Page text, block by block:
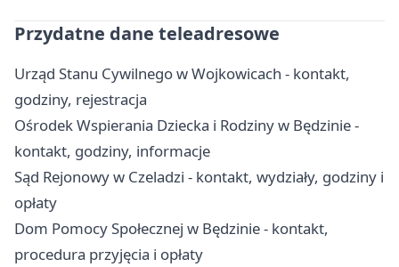
Przydatne dane teleadresowe
Urząd Stanu Cywilnego w Wojkowicach - kontakt,
godziny, rejestracja
Ośrodek Wspierania Dziecka i Rodziny w Będzinie -
kontakt, godziny, informacje
Sąd Rejonowy w Czeladzi - kontakt, wydziały, godziny i
opłaty
Dom Pomocy Społecznej w Będzinie - kontakt,
procedura przyjęcia i opłaty